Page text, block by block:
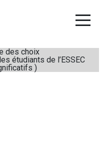
des choix
étudiants de l’ESSEC
)